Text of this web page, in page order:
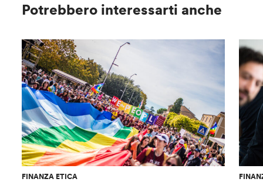
Potrebbero interessarti anche
FINANZA ETICA